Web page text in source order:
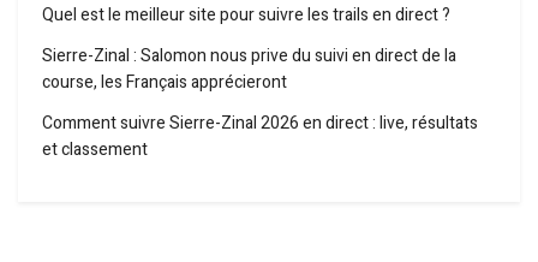
Quel est le meilleur site pour suivre les trails en direct ?
Sierre-Zinal : Salomon nous prive du suivi en direct de la
course, les Français apprécieront
Comment suivre Sierre-Zinal 2026 en direct : live, résultats
et classement